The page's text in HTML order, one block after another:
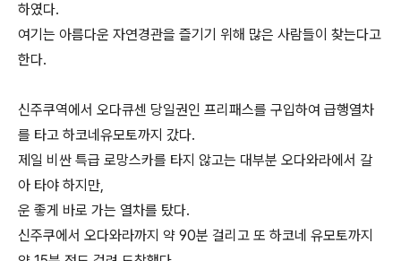
하였다.
여기는 아름다운 자연경관을 즐기기 위해 많은 사람들이 찾는다고
한다.
신주쿠역에서 오다큐센 당일권인 프리패스를 구입하여 급행열차
를 타고 하코네유모토까지 갔다.
제일 비싼 특급 로망스카를 타지 않고는 대부분 오다와라에서 갈
아 타야 하지만,
운 좋게 바로 가는 열차를 탔다.
신주쿠에서 오다와라까지 약 90분 걸리고 또 하코네 유모토까지